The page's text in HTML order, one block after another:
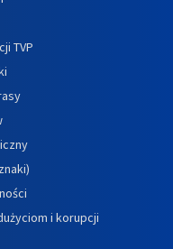
TVP
i korupcji